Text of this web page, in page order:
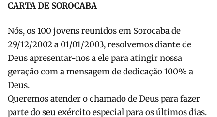
CARTA DE SOROCABA
Nós, os 100 jovens reunidos em Sorocaba de
29/12/2002 a 01/01/2003, resolvemos diante de
Deus apresentar-nos a ele para atingir nossa
geração com a mensagem de dedicação 100% a
Deus.
Queremos atender o chamado de Deus para fazer
parte do seu exército especial para os últimos dias.